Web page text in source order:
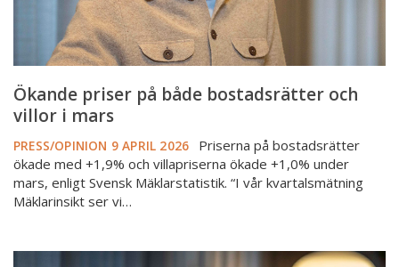
Ökande priser på både bostadsrätter och
villor i mars
PRESS/OPINION 9 APRIL 2026
Priserna på bostadsrätter
ökade med +1,9% och villapriserna ökade +1,0% under
mars, enligt Svensk Mäklarstatistik. “I vår kvartalsmätning
Mäklarinsikt ser vi…
Priserna